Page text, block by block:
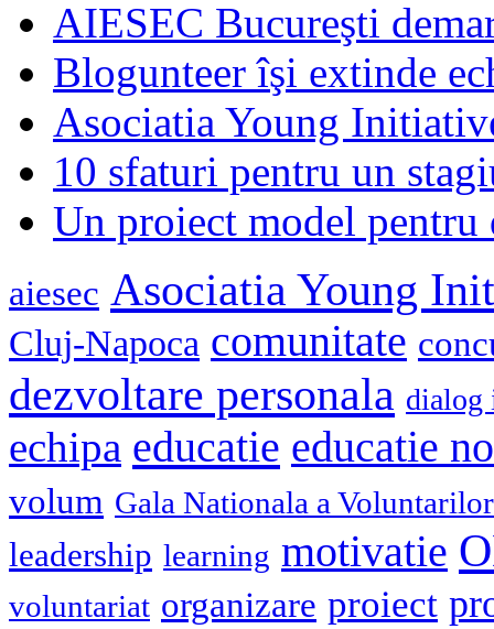
AIESEC Bucureşti
Blogunteer îşi extinde
Asociatia Young
10 sfaturi pentru un
Un proiect model
aiesec Asociatia Young
Cluj-Napoca comunitate
dezvoltare personala dialog
echipa educatie educatie
volum Gala Nationala a Voluntarilor
leadership learning motivatie
voluntariat organizare proiect